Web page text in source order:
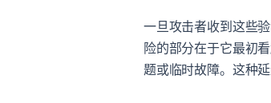
一旦攻击者收到这些
险的部分在于它最初
题或临时故障。这种